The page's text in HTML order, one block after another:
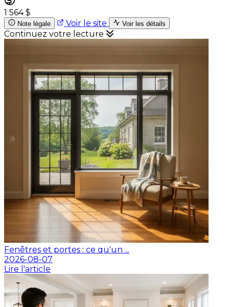
1 564 $
Note légale Voir le site Voir les détails
Continuez votre lecture
Fenêtres et portes : ce qu'un ...
2026-08-07
Lire l'article